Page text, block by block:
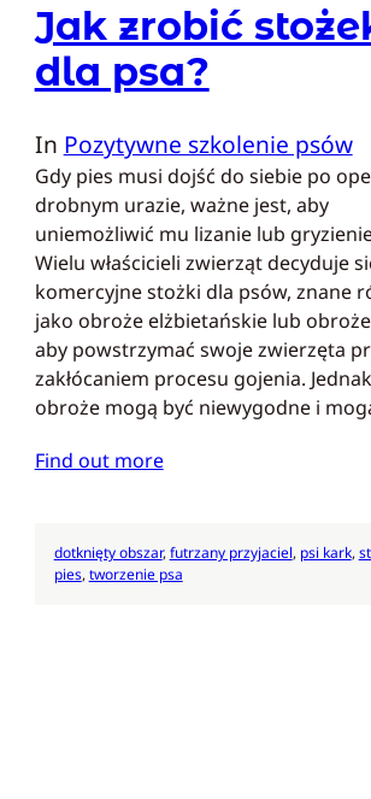
Jak zrobić
dla psa?
In Pozytywne szkolenie psów
Gdy pies musi dojść do siebie po
drobnym urazie, ważne jest, aby
uniemożliwić mu lizanie lub
Wielu właścicieli zwierząt decyduje
komercyjne stożki dla psów, znane
jako obroże elżbietańskie lub
aby powstrzymać swoje zwierzęta
zakłócaniem procesu gojenia.
obroże mogą być niewygodne i
Find out more
dotknięty obszar, futrzany przyjaciel, psi kark,
pies, tworzenie psa